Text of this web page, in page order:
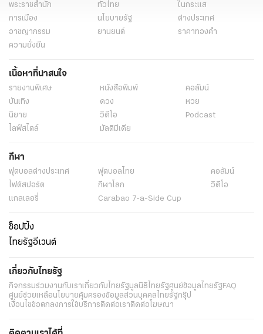
พระราชสำนัก ทั่วไทย
ในกระแส
การเมือง
นโยบายรัฐ
ต่างประเทศ
อาชญากรรม
ยานยนต์
ราคาทองคำ
ความยั่งยืน
เนื้อหาที่น่าสนใจ
รายงานพิเศษ หนังสือพิมพ์
คอลัมน์
บันเทิง
ดวง
หวย
นิยาย
วิดีโอ
Podcast
ไลฟ์สไตล์
มัลติมีเดีย
กีฬา
ฟุตบอลต่่างประเทศ ฟุตบอลไทย
คอลัมน์
ไฟต์สปอร์ต
กีฬาโลก
วิดีโอ
แกลเลอรี่
Carabao 7-a-Side Cup
ช็อปปิ้ง
ไทยรัฐอีเวนต์
เกี่ยวกับไทยรัฐ
กิจกรรมร่วมงานกับเราเกี่ยวกับไทยรัฐมูลนิธิไทยรัฐศูนย์ข้อมูลไทยรัฐFAQ
ศูนย์ช่วยเหลือนโยบายคุ้มครองข้อมูลส่วนบุคคลไทยรัฐกรุ๊ป
เงื่อนไขข้อตกลงการใช้บริการติดต่อเราติดต่อโฆษณา